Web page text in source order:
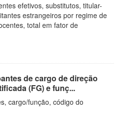
efetivos, substitutos, titular-
estrangeiros por regime de
total em fator de
de cargo de direção
(FG) e funç...
cargo/função, código do